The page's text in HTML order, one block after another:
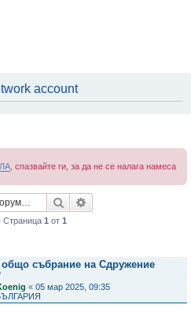
account
, спазвайте ги, за да не се налага намеса
Търсене
Страница 1 от 1
общо събрание на Сдружение
« 05 мар 2025, 09:35